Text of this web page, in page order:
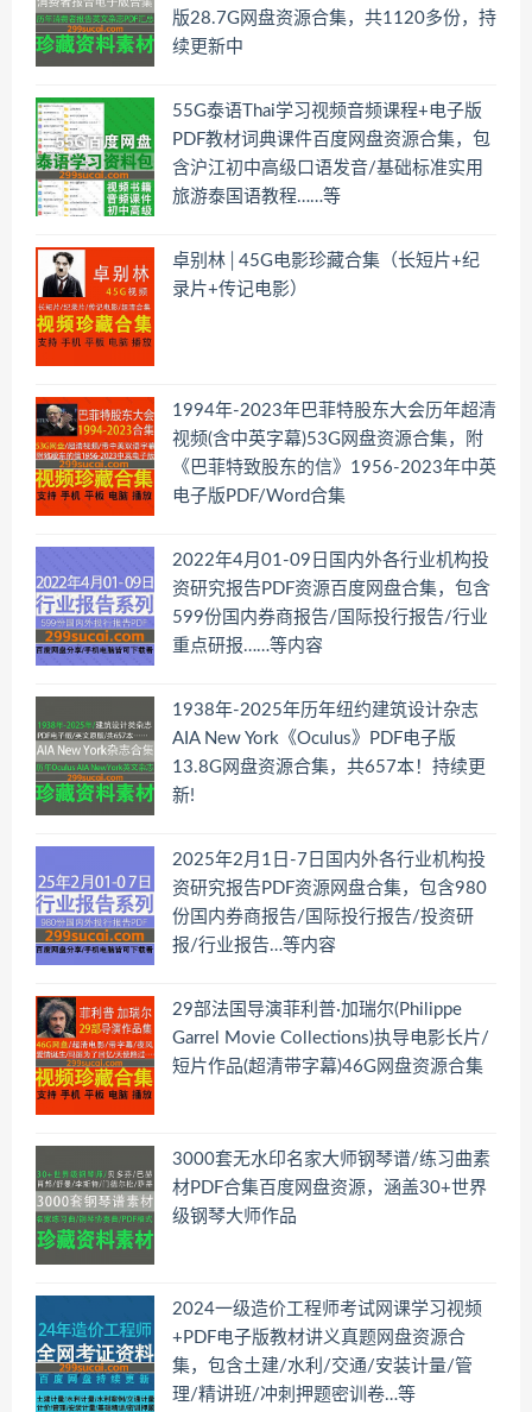
版28.7G网盘资源合集，共1120多份，持
续更新中
55G泰语Thai学习视频音频课程+电子版
PDF教材词典课件百度网盘资源合集，包
含沪江初中高级口语发音/基础标准实用
旅游泰国语教程……等
卓别林│45G电影珍藏合集（长短片+纪
录片+传记电影）
1994年-2023年巴菲特股东大会历年超清
视频(含中英字幕)53G网盘资源合集，附
《巴菲特致股东的信》1956-2023年中英
电子版PDF/Word合集
2022年4月01-09日国内外各行业机构投
资研究报告PDF资源百度网盘合集，包含
599份国内券商报告/国际投行报告/行业
重点研报……等内容
1938年-2025年历年纽约建筑设计杂志
AIA New York《Oculus》PDF电子版
13.8G网盘资源合集，共657本！持续更
新!
2025年2月1日-7日国内外各行业机构投
资研究报告PDF资源网盘合集，包含980
份国内券商报告/国际投行报告/投资研
报/行业报告…等内容
29部法国导演菲利普·加瑞尔(Philippe
Garrel Movie Collections)执导电影长片/
短片作品(超清带字幕)46G网盘资源合集
3000套无水印名家大师钢琴谱/练习曲素
材PDF合集百度网盘资源，涵盖30+世界
级钢琴大师作品
2024一级造价工程师考试网课学习视频
+PDF电子版教材讲义真题网盘资源合
集，包含土建/水利/交通/安装计量/管
理/精讲班/冲刺押题密训卷…等